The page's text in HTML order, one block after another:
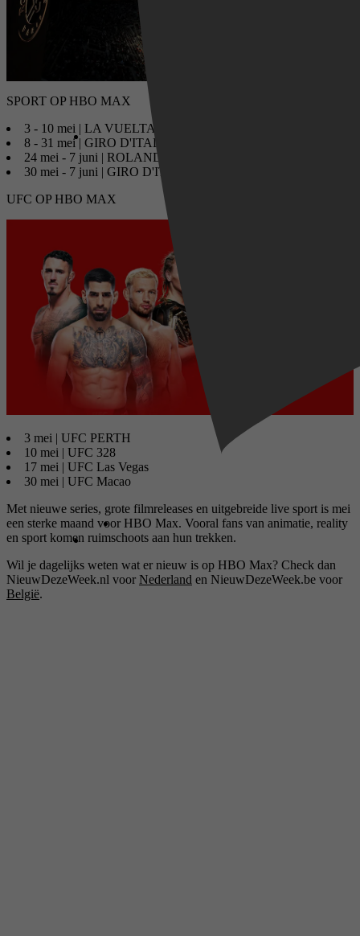
SPORT OP HBO MAX
3 - 10 mei | LA VUELTA FEMENINA
8 - 31 mei | GIRO D'ITALIA
24 mei - 7 juni | ROLAND GARROS
30 mei - 7 juni | GIRO D'ITALIA WOMEN
UFC OP HBO MAX
3 mei | UFC PERTH
10 mei | UFC 328
17 mei | UFC Las Vegas
30 mei | UFC Macao
Met nieuwe series, grote filmreleases en uitgebreide live sport is mei
een sterke maand voor HBO Max. Vooral fans van animatie, reality
en sport komen ruimschoots aan hun trekken.
Wil je dagelijks weten wat er nieuw is op HBO Max? Check dan
NieuwDezeWeek.nl voor Nederland en NieuwDezeWeek.be voor
België.